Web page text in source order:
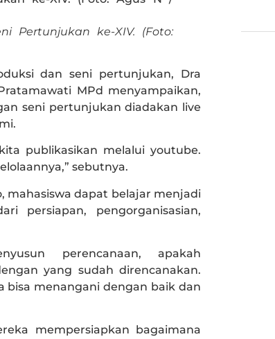
Pertunjukan ke-XIV. (Foto:
dan seni pertunjukan, Dra
MPd menyampaikan,
seni pertunjukan diadakan live
publikasikan melalui youtube.
sebutnya.
mahasiswa dapat belajar menjadi
persiapan, pengorganisasian,
perencanaan, apakah
yang sudah direncanakan.
bisa menangani dengan baik dan
mempersiapkan bagaimana